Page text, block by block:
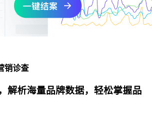
销诊查
解析海量品牌数据，轻松掌握品